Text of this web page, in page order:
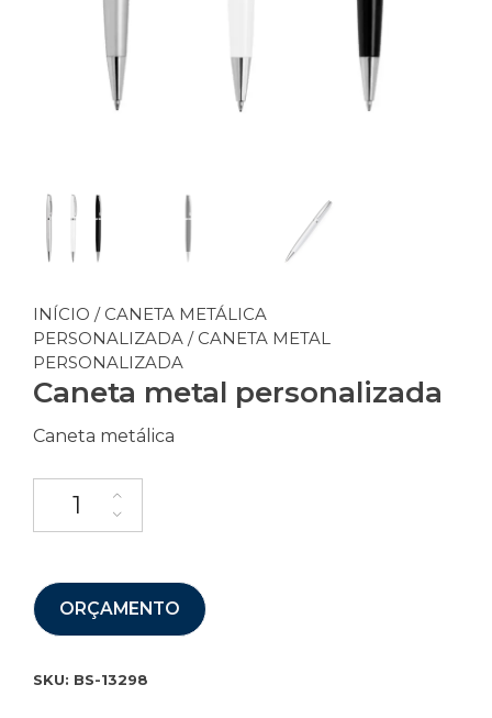
INÍCIO / CANETA METÁLICA
PERSONALIZADA / CANETA METAL
PERSONALIZADA
Caneta metal personalizada
Caneta metálica
ORÇAMENTO
SKU: BS-13298